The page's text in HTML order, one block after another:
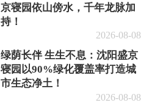
京寝园依山傍水，千年龙脉加
持！
2026-08-08
绿荫长伴 生生不息：沈阳盛京
寝园以90%绿化覆盖率打造城
市生态净土！
2026-08-08